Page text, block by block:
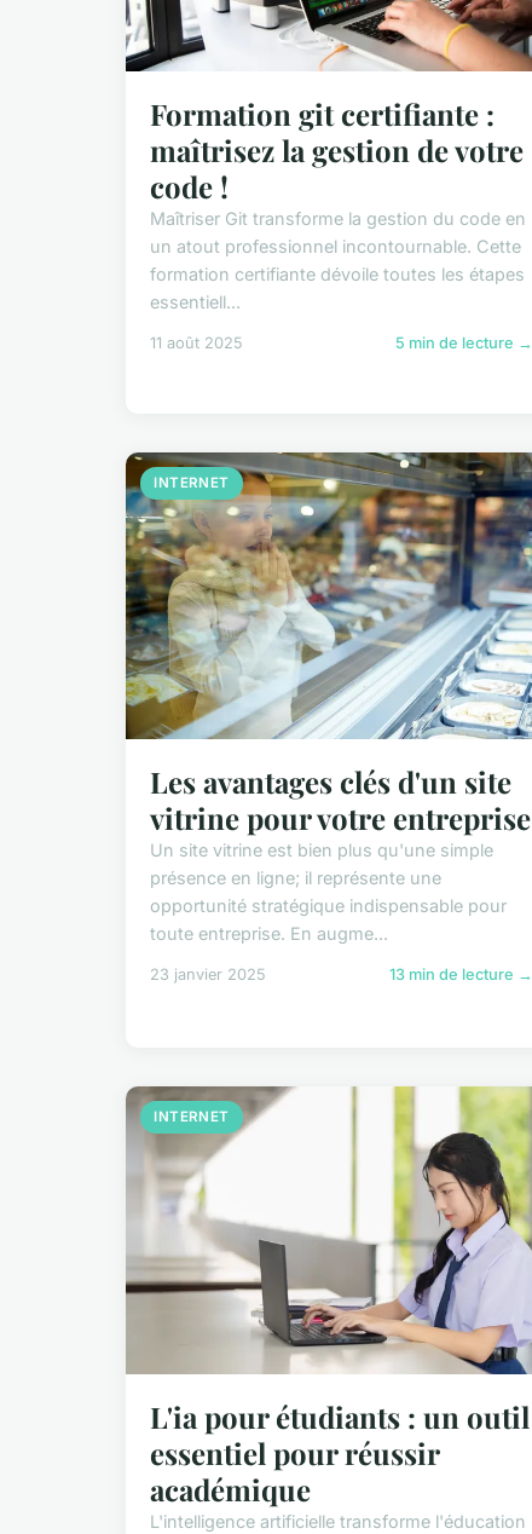
Formation git certifiante :
maîtrisez la gestion de votre
code !
Maîtriser Git transforme la gestion du code en
un atout professionnel incontournable. Cette
formation certifiante dévoile toutes les étapes
essentiell...
11 août 2025 5 min de lecture →
INTERNET
Les avantages clés d'un site
vitrine pour votre entreprise
Un site vitrine est bien plus qu'une simple
présence en ligne; il représente une
opportunité stratégique indispensable pour
toute entreprise. En augme...
23 janvier 2025 13 min de lecture →
INTERNET
L'ia pour étudiants : un outil
essentiel pour réussir
académique
L'intelligence artificielle transforme l'éducation